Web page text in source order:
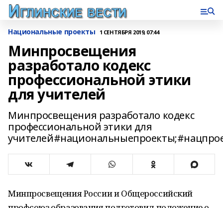
Национальные проекты 1 СЕНТЯБРЯ 2019, 07:44
Минпросвещения
разработало кодекс
профессиональной этики
для учителей
Минпросвещения разработало кодекс
профессиональной этики для
Минпросвещения России и Общероссийский